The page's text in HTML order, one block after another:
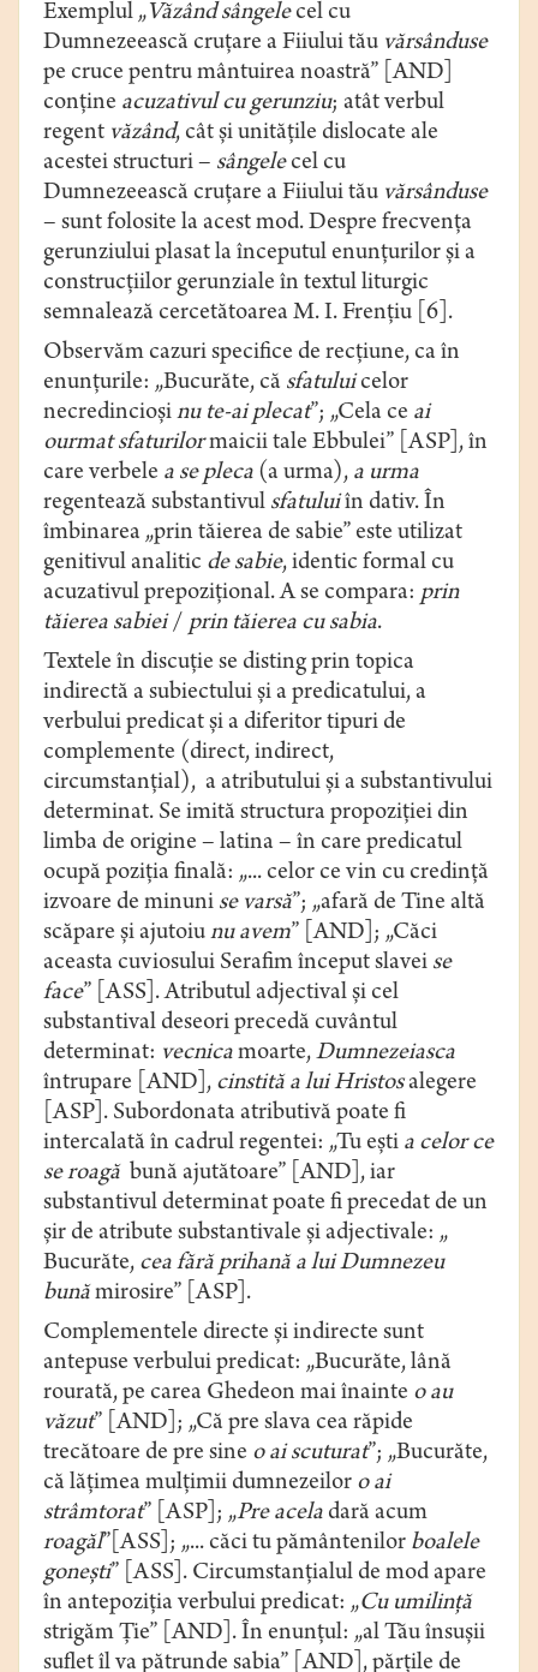
Exemplul „Văzând sângelecel cu
Dumnezeească cruțare a Fiiului tău vărsânduse
pe cruce pentru mântuirea noastră” [AND]
conține acuzativul cu gerunziu; atât verbul
regent văzând, cât și unitățile dislocate ale
acestei structuri – sângelecel cu
Dumnezeească cruțare a Fiiului tău vărsânduse
– sunt folosite la acest mod. Despre frecvența
gerunziului plasat la începutul enunțurilor și a
construcțiilor gerunziale în textul liturgic
semnalează cercetătoarea M. I. Frențiu [6].
Observăm cazuri specifice de recțiune, ca în
enunțurile: „Bucurăte, că sfatuluicelor
necredincioșinu te-ai plecat”; „Cela ce ai
ourmat sfaturilormaicii tale Ebbulei” [ASP], în
care verbele a se pleca (a urma), a urma
regentează substantivul sfatuluiîn dativ. În
îmbinarea „prin tăierea de sabie” este utilizat
genitivul analitic de sabie, identic formal cu
acuzativul prepozițional. A se compara: prin
tăierea sabiei/ prin tăierea cu sabia.
Textele în discuție se disting prin topica
indirectă a subiectului și a predicatului, a
verbului predicat și a diferitor tipuri de
complemente (direct, indirect,
circumstanțial), a atributului și a substantivului
determinat. Se imită structura propoziției din
limba de origine – latina – în care predicatul
ocupă poziția finală: „... celor ce vin cu credință
izvoare de minuni se varsă”; „afară de Tine altă
scăpare și ajutoiunu avem” [AND]; „Căci
aceasta cuviosului Serafim început slavei se
face” [ASS]. Atributul adjectival și cel
substantival deseori precedă cuvântul
determinat: vecnicamoarte,Dumnezeiasca
întrupare [AND], cinstită a lui Hristosalegere
[ASP]. Subordonata atributivă poate fi
intercalată în cadrul regentei: „Tu ești a celor ce
se roagă bună ajutătoare” [AND], iar
substantivul determinat poate fi precedat de un
șir de atribute substantivale și adjectivale: „
Bucurăte, cea fără prihană a lui Dumnezeu
bunămirosire” [ASP].
Complementele directe și indirecte sunt
antepuse verbului predicat: „Bucurăte, lână
rourată, pe carea Ghedeon mai înainte o au
văzut” [AND]; „Că pre slava cea răpide
trecătoare de pre sine o ai scuturat”; „Bucurăte,
că lățimea mulțimii dumnezeilor o ai
strâmtorat” [ASP]; „Pre acela dară acum
roagăl”[ASS]; „... căci tu pământenilor boalele
gonești” [ASS]. Circumstanțialul de mod apare
în antepoziția verbului predicat: „Cu umilință
strigăm Ție” [AND]. În enunțul: „al Tău însușii
suflet îl va pătrunde sabia” [AND], părțile de